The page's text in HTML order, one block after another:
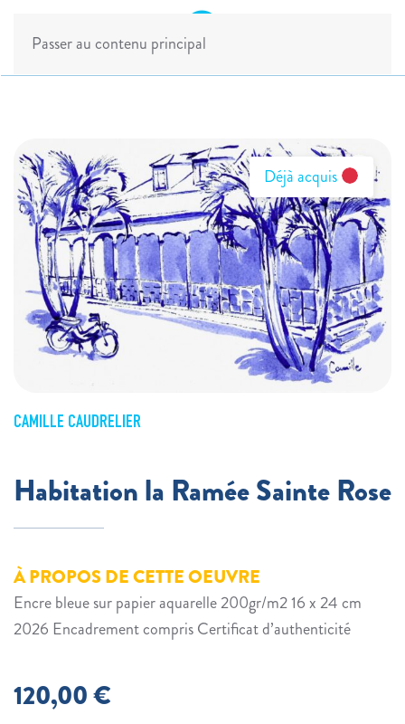
Passer au contenu principal
Déjà acquis
CAMILLE CAUDRELIER
Habitation la Ramée Sainte Rose
À PROPOS DE CETTE OEUVRE
Encre bleue sur papier aquarelle 200gr/m2 16 x 24 cm
2026 Encadrement compris Certificat d’authenticité
120,00€